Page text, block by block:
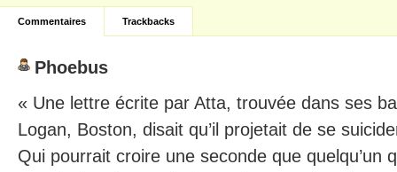
Commentaires Trackbacks
Phoebus
« Une lettre écrite par Atta, trouvée dans ses
Logan, Boston, disait qu’il projetait de se
Qui pourrait croire une seconde que quelqu’un